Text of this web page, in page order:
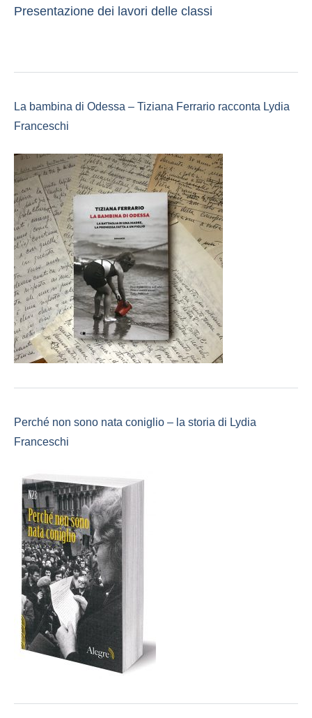
Presentazione dei lavori delle classi
La bambina di Odessa – Tiziana Ferrario racconta Lydia
Franceschi
Perché non sono nata coniglio – la storia di Lydia
Franceschi